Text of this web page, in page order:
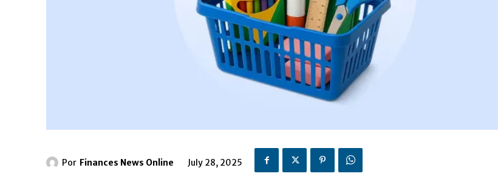
Por Finances News Online July 28, 2025